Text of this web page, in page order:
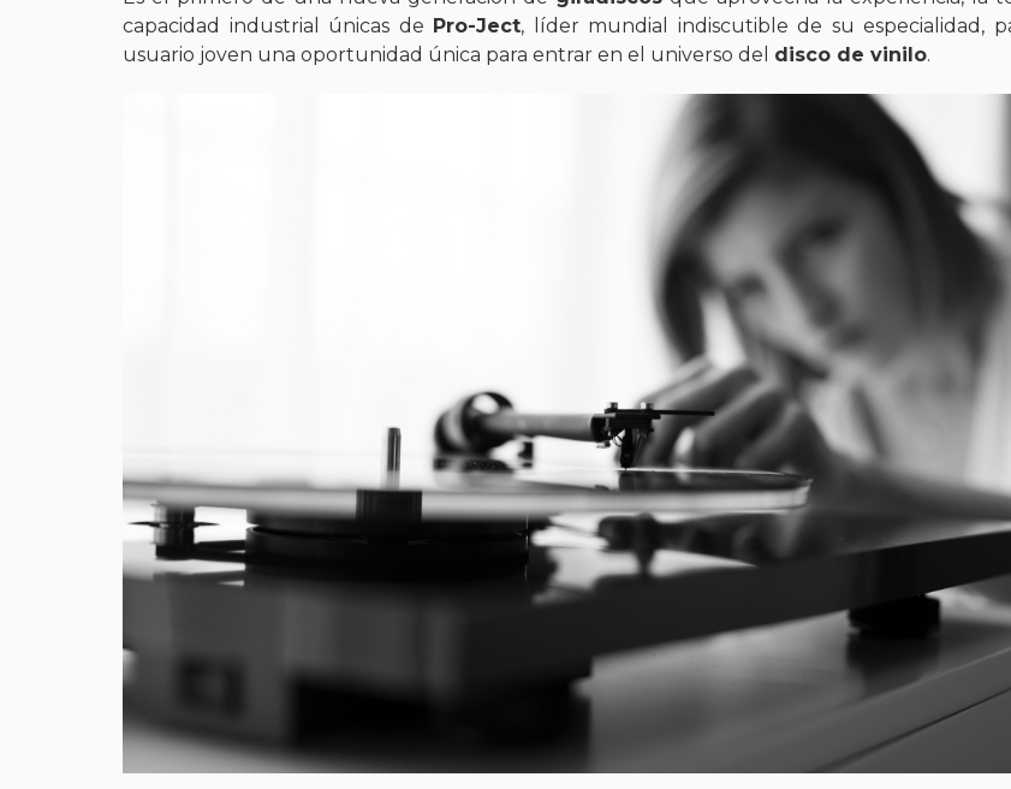
capacidad industrial únicas de Pro-Ject, líder mundial indiscutible de su especialidad,
usuario joven una oportunidad única para entrar en el universo del disco de vinilo.